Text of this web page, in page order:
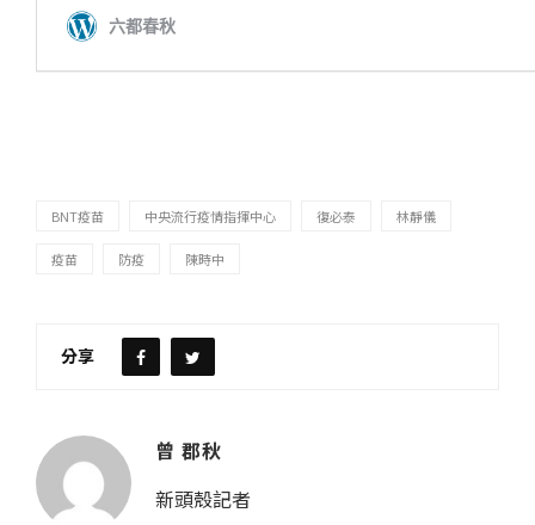
BNT疫苗 中央流行疫情指揮中心 復必泰 林靜儀
疫苗 防疫 陳時中
分享
曾 郡秋
新頭殼記者